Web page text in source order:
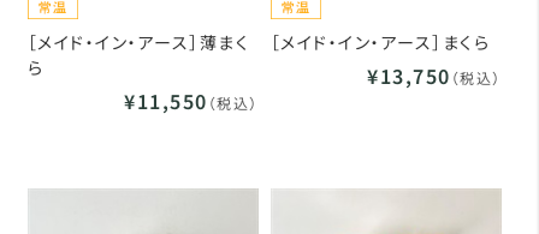
［メイド・イン・アース］薄まく
ら
¥11,550 （税込）
［メイド・イン・アース］まくら
¥13,750 （税込）